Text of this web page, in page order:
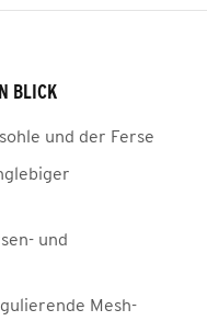
BLICK
und der Ferse
und
Mesh-